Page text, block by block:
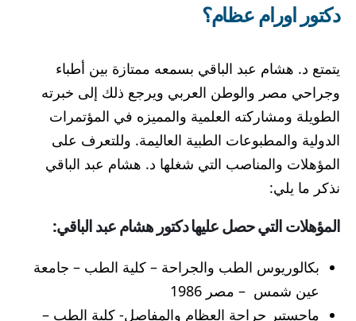
دكتور اورام عظام؟
يتمتع د. هشام عبد الباقي بسمعه ممتازة بين أطباء
وجراحي مصر والوطن العربي ويرجع ذلك إلى خبرته
الطويلة ومشاركته العلمية والمميزه في المؤتمرات
الدولية والمطبوعات الطبية العاليمة. وللتعرف على
المؤهلات والمناصب التي شغلها د. هشام عبد الباقي
نذكر ما يلي:
المؤهلات التي حصل عليها دكتور هشام عبد الباقي:
بكالوريوس الطب والجراحة – كلية الطب – جامعة
عين شمس – مصر 1986
ماجستير جراحة العظام والمفاصل- كلية الطب –